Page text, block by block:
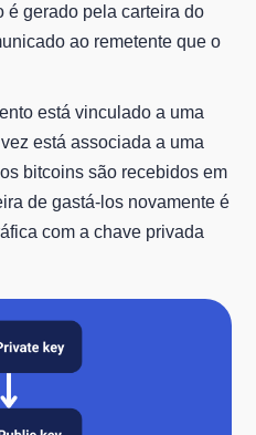
é gerado pela carteira do
ao remetente que o
está vinculado a uma
está associada a uma
bitcoins são recebidos em
de gastá-los novamente é
com a chave privada